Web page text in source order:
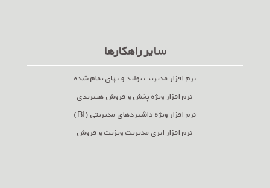
سایر راهکارها
نرم افزار مدیریت تولید و بهای تمام شده
نرم افزار ویژه پخش و فروش هیبریدی
نرم افزار ویژه داشبردهای مدیریتی (BI)
نرم افزار ابری مدیریت ویزیت و فروش